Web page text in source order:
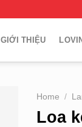
GIỚI THIỆU
Home /
Loa